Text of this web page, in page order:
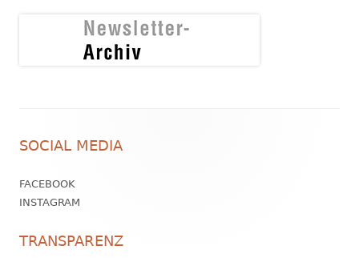
Inhalt
SOCIAL MEDIA
FACEBOOK
INSTAGRAM
TRANSPARENZ